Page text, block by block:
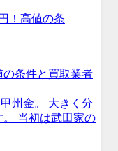
の条件と買取業者
州金。 大きく分
。 当初は武田家の